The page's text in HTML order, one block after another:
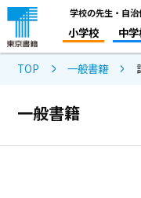
学校の先生・自
小学校 中
TOP 一般書籍
一般書籍